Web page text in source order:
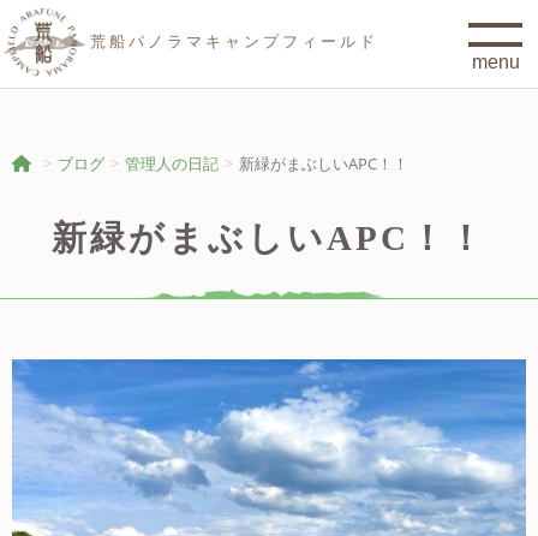
荒船パノラマキャンプフィールド
ブログ 管理人の日記 新緑がまぶしいAPC！！
新緑がまぶしいAPC！！